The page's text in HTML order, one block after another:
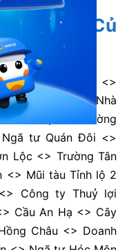
Củ Chi (Củ
<> Chợ Củ Chi <>
Việt Kiều <> Nhà
Gòn Cáp <> Trường
tư Quán Đôi <>
Lộc <> Trường Tân
<> Mũi tàu Tỉnh lộ 2
Công ty Thuỷ lợi
Cầu An Hạ <> Cây
Châu <> Doanh